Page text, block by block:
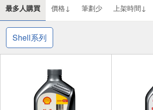
最多人購買 價格↓ 筆劃少 上架時間↓
Shell系列